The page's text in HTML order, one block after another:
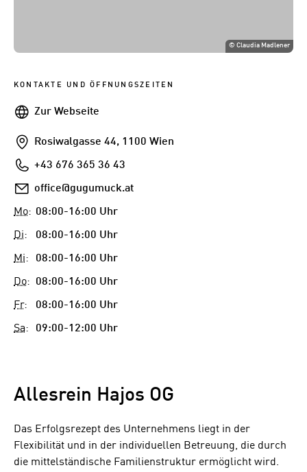
©Claudia Madlener
KONTAKTE UND ÖFFNUNGSZEITEN
WebseiteZur Webseite
AddresseRosiwalgasse 44, 1100 Wien
Telefon+43 676 365 36 43
E-
office@gugumuck.at
Mo: 08:00-16:00 Uhr
Di: 08:00-16:00 Uhr
Mi: 08:00-16:00 Uhr
Do: 08:00-16:00 Uhr
Fr: 08:00-16:00 Uhr
Sa: 09:00-12:00 Uhr
Allesrein Hajos OG
Das Erfolgsrezept des Unternehmens liegt in der
Flexibilität und in der individuellen Betreuung, die durch
die mittelständische Familienstruktur ermöglicht wird.